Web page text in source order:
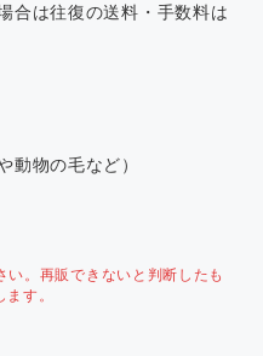
合は往復の送料・手数料は
動物の毛など）
。再販できないと判断したも
す。